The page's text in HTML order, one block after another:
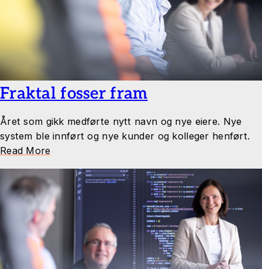
Fraktal fosser fram
Året som gikk medførte nytt navn og nye eiere. Nye
system ble innført og nye kunder og kolleger henført.
Read More